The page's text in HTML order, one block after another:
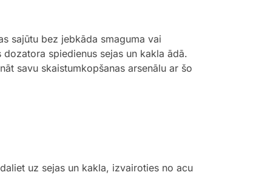
sajūtu bez jebkāda smaguma vai
spiedienus sejas un kakla ādā.
savu skaistumkopšanas arsenālu ar šo
uz sejas un kakla, izvairoties no acu